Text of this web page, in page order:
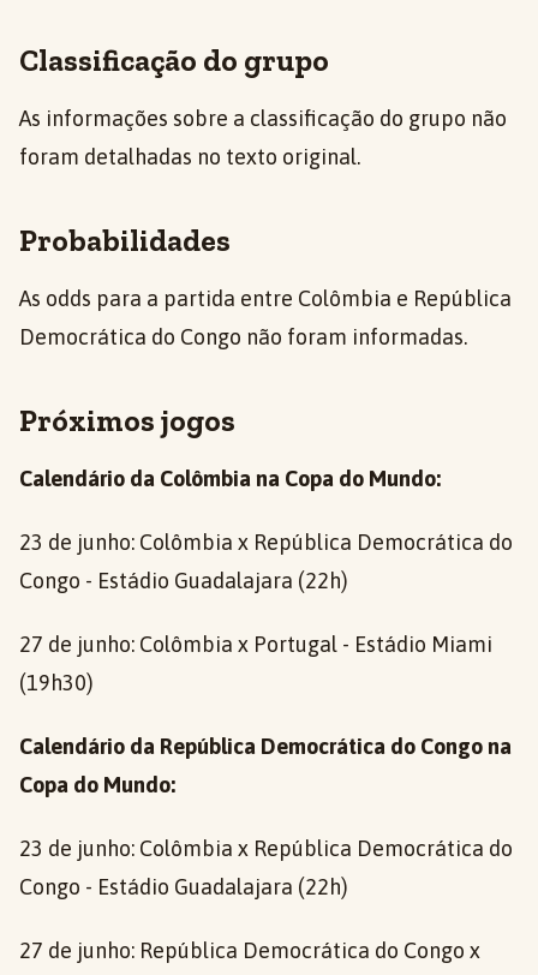
Classificação do grupo
As informações sobre a classificação do grupo não
foram detalhadas no texto original.
Probabilidades
As odds para a partida entre Colômbia e República
Democrática do Congo não foram informadas.
Próximos jogos
Calendário da Colômbia na Copa do Mundo:
23 de junho: Colômbia x República Democrática do
Congo - Estádio Guadalajara (22h)
27 de junho: Colômbia x Portugal - Estádio Miami
(19h30)
Calendário da República Democrática do Congo na
Copa do Mundo:
23 de junho: Colômbia x República Democrática do
Congo - Estádio Guadalajara (22h)
27 de junho: República Democrática do Congo x